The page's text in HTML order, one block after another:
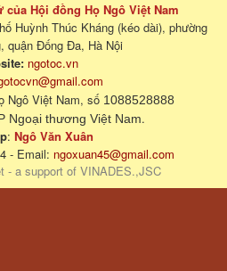
Hội đồng Họ Ngô Việt Nam
Huỳnh Thúc Kháng (kéo dài), phường
quận Đống Đa, Hà Nội
ngotoc.vn
Ngô Việt Nam, số 1088528888
Ngoại thương Việt Nam.
: Ngô Văn Xuân
- Email: ngoxuan45@gmail.com
- a support of VINADES.,JSC